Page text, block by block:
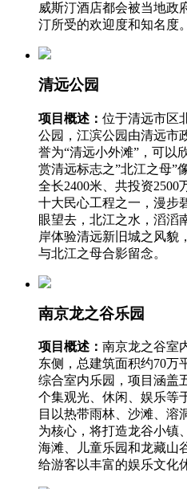
威斯汀酒店都会被当地政
汀所受的欢迎度和知名度。
清远公园
项目概述： 位于清远市区
公园，江滨公园由清远市
誉为“清远小外滩”，可以
赏清远标志之”北江之母”
全长2400米、共投资
十大民心工程之一，漫步
眼望去，北江之水，滔滔
岸体验清远新旧城之风貌
与北江之母合影留念。
南京龙之谷乐园
项目概述： 南京龙之谷室
东侧，总建筑面积约70万
综合室内乐园，项目涵盖
个集观光、休闲、娱乐等
目以热带雨林、沙滩、溶
为核心，将打造龙谷小镇
海滩、儿童乐园和龙藏山
给游客以丰富的娱乐文化